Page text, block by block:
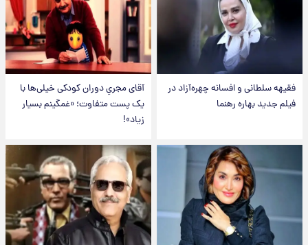
فقیهه سلطانی و افسانه چهره‌آزاد در
فیلم جدید بهاره رهنما
آقای مجریِ دوران کودکی خیلی‌ها با
یک پست متفاوت؛ «غمگینم بسیار
زیاد»!